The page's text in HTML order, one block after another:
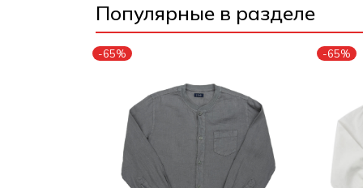
Популярные в разделе
-65% -65%